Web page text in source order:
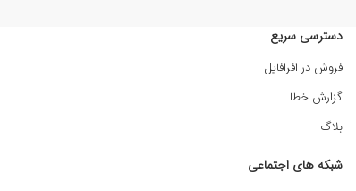
دسترسی سریع
فروش در افرافایل
گزارش خطا
بلاگ
شبکه های اجتماعی